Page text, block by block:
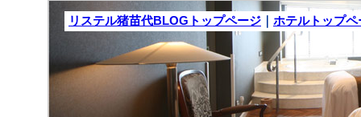
リステル猪苗代BLOGトップページ ｜ ホテルトップペ